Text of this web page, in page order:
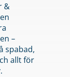
&
–
spabad,
allt för